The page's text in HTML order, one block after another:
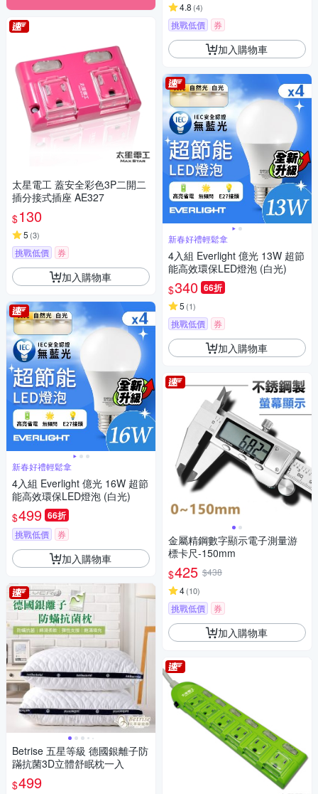
太星電工 蓋安全彩色3P二開二
插分接式插座 AE327
$130
5 (3)
挑戰低價 券
加入購物車
新春好禮輕鬆拿
4入組 Everlight 億光 16W 超節
能高效環保LED燈泡 (白光)
$499 66折
挑戰低價 券
加入購物車
Betrise 五星等級 德國銀離子防
蹣抗菌3D立體舒眠枕一入
$499
4.8 (4)
挑戰低價 券
加入購物車
新春好禮輕鬆拿
4入組 Everlight 億光 13W 超節
能高效環保LED燈泡 (白光)
$340 66折
5 (1)
挑戰低價 券
加入購物車
金屬精鋼數字顯示電子測量游
標卡尺-150mm
$425 $438
4(10)
挑戰低價 券
加入購物車